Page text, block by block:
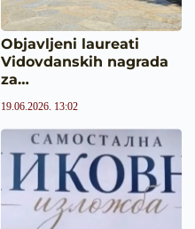
Objavljeni laureati
Vidovdanskih nagrada
za…
19.06.2026. 13:02